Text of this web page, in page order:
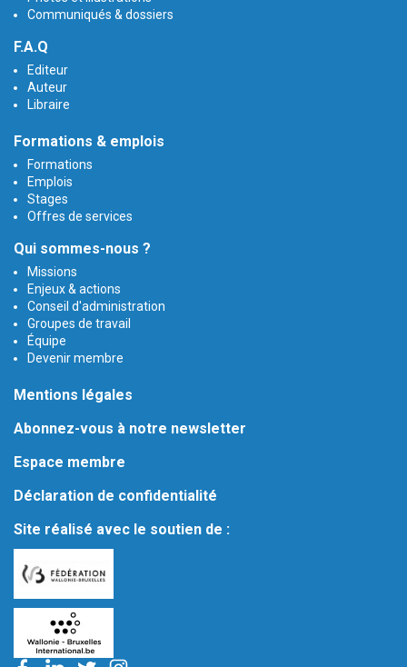
Communiqués & dossiers
F.A.Q
Editeur
Auteur
Libraire
Formations & emplois
Formations
Emplois
Stages
Offres de services
Qui sommes-nous ?
Missions
Enjeux & actions
Conseil d'administration
Groupes de travail
Équipe
Devenir membre
Mentions légales
Abonnez-vous à notre newsletter
Espace membre
Déclaration de confidentialité
Site réalisé avec le soutien de :